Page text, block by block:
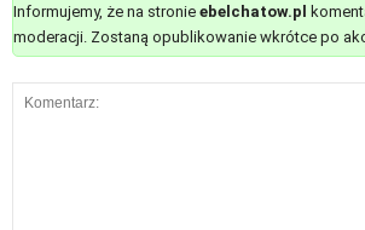
Informujemy, że na stronie ebelchatow.pl
moderacji. Zostaną opublikowanie wkrótce po